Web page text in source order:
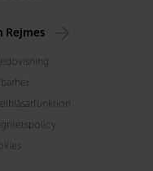
Rejmes